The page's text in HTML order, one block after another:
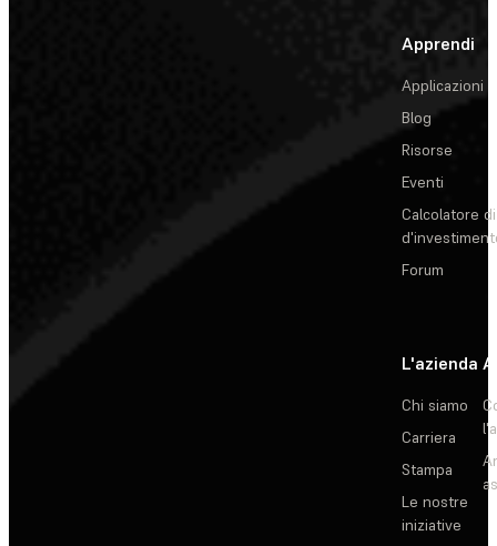
Apprendi
Applicazioni
Blog
Risorse
Eventi
Calcolatore
Forum
L'azienda
Chi siamo
Carriera
Stampa
Le nostre
iniziative